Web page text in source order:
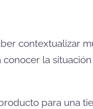
contextualizar
la situación
para una